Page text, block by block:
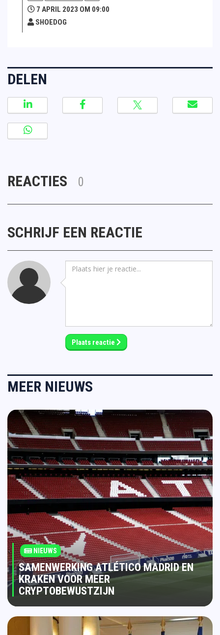
7 APRIL 2023 OM 09:00
SHOEDOG
DELEN
REACTIES 0
SCHRIJF EEN REACTIE
Plaats reactie
MEER NIEUWS
NIEUWS
SAMENWERKING ATLÉTICO MADRID EN
KRAKEN VOOR MEER
CRYPTOBEWUSTZIJN